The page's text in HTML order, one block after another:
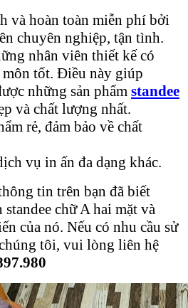
và hoàn toàn miễn phí bởi
chuyên nghiệp, tận tình.
nhân viên thiết kế có
tốt. Điều này giúp
những sản phẩm standee
và chất lượng nhất.
rẻ, đảm bảo về chất
vụ in ấn đa dạng khác.
tin trên bạn đã biết
chữ A hai mặt và
của nó. Nếu có nhu cầu sử
tôi, vui lòng liên hệ